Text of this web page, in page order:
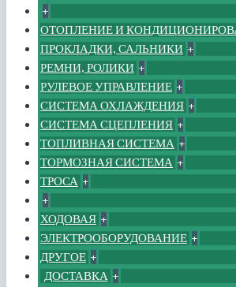
+
ОТОПЛЕНИЕ И
ПРОКЛАДКИ, САЛЬНИКИ +
РЕМНИ, РОЛИКИ +
РУЛЕВОЕ УПРАВЛЕНИЕ +
СИСТЕМА ОХЛАЖДЕНИЯ +
СИСТЕМА СЦЕПЛЕНИЯ +
ТОПЛИВНАЯ СИСТЕМА +
ТОРМОЗНАЯ СИСТЕМА +
ТРОСА +
+
ХОДОВАЯ +
ЭЛЕКТРООБОРУДОВАНИЕ +
ДРУГОЕ +
ДОСТАВКА +